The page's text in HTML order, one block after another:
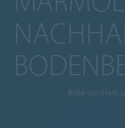
Bitte scrollen,